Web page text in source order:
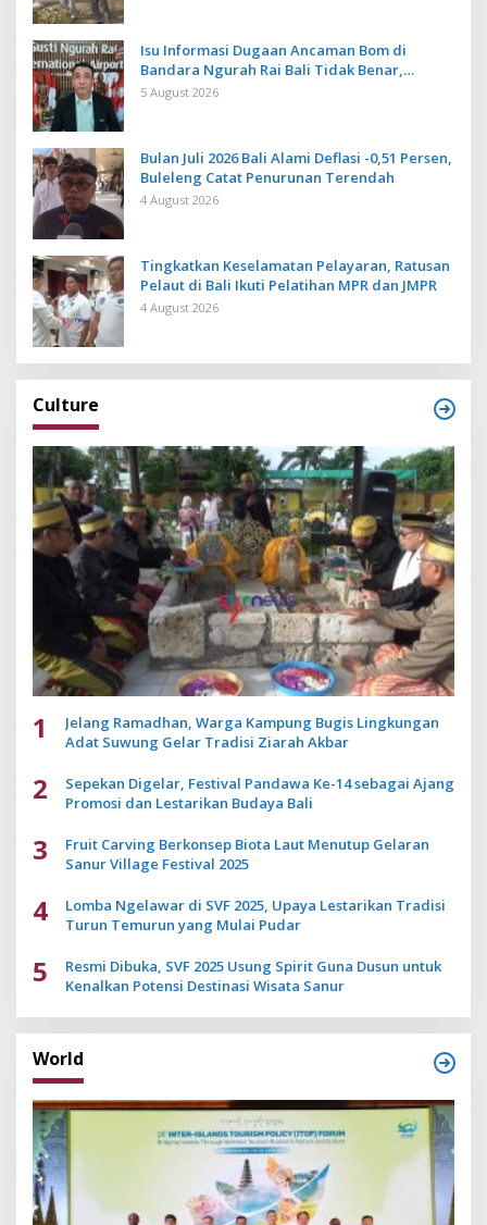
Isu Informasi Dugaan Ancaman Bom di
Bandara Ngurah Rai Bali Tidak Benar,
Operasional Penerbangan Lancar
5 August 2026
Bulan Juli 2026 Bali Alami Deflasi -0,51 Persen,
Buleleng Catat Penurunan Terendah
4 August 2026
Tingkatkan Keselamatan Pelayaran, Ratusan
Pelaut di Bali Ikuti Pelatihan MPR dan JMPR
4 August 2026
Culture
1
Jelang Ramadhan, Warga Kampung Bugis Lingkungan
Adat Suwung Gelar Tradisi Ziarah Akbar
2
Sepekan Digelar, Festival Pandawa Ke-14 sebagai Ajang
Promosi dan Lestarikan Budaya Bali
3
Fruit Carving Berkonsep Biota Laut Menutup Gelaran
Sanur Village Festival 2025
4
Lomba Ngelawar di SVF 2025, Upaya Lestarikan Tradisi
Turun Temurun yang Mulai Pudar
5
Resmi Dibuka, SVF 2025 Usung Spirit Guna Dusun untuk
Kenalkan Potensi Destinasi Wisata Sanur
World